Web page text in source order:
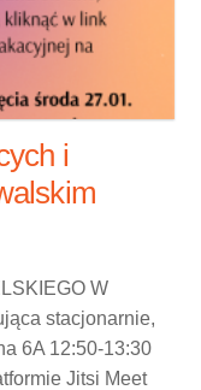
i
W
stacjonarnie,
6A 12:50-13:30
Jitsi Meet